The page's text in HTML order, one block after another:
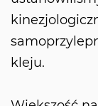
kleju.